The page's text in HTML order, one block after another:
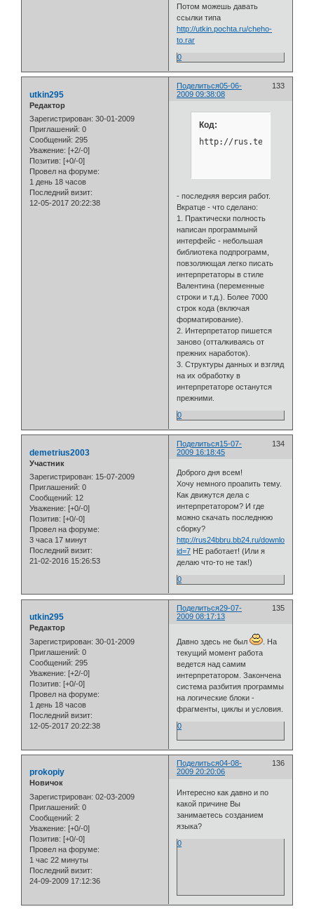
Потом можешь давать
ссылки типа
http://utkin.pochta.ru/cheho-
to.rar
0
Поделиться 133
05-06-
2009 09:38:08
utkin295
Редактор
Зарегистрирован: 30-01-2009
Приглашений: 0
Сообщений: 295
Уважение: [+2/-0]
Позитив: [+0/-0]
Провел на форуме:
1 день 18 часов
Последний визит:
12-05-2017 20:22:38
Код:
http://
- последняя версия работ.
Вкратце - что сделано:
1. Практически полность
написан программынй
интерфейс - небольшая
библиотека подпрограмм,
повзоляющая легко писать
интерпретаторы в стиле
Валентина (переменные
строки и т.д.). Более 7000
строк кода (включая
форматирование).
2. Интерпретатор пишется
заново (отталкиваясь от
прежних наработок).
3. Структуры данных и взгляд
на их обработку в
интерпретаторе останутся
прежними.
0
Поделиться 134
15-07-
2009 16:18:45
demetrius2003
Участник
Зарегистрирован: 15-07-2009
Приглашений: 0
Сообщений: 12
Уважение: [+0/-0]
Позитив: [+0/-0]
Провел на форуме:
3 часа 17 минут
Последний визит:
21-02-2016 15:26:53
Доброго дня всем!
Хочу немного проапить тему.
Как движутся дела с
интерпретатором? И где
можно скачать последнюю
сборку?
http://rus24bbru.bb24.ru/download/
id=7 НЕ работает! (Или я
делаю что-то не так!)
0
Поделиться 135
29-07-
2009 08:17:13
utkin295
Редактор
Зарегистрирован: 30-01-2009
Приглашений: 0
Сообщений: 295
Уважение: [+2/-0]
Позитив: [+0/-0]
Провел на форуме:
1 день 18 часов
Последний визит:
12-05-2017 20:22:38
Давно здесь не был
. На
текущий момент работа
ведется над самим
интерпретатором. Закончена
система разбития программы
на логические блоки -
фрагменты, циклы и условия.
0
Поделиться 136
04-08-
2009 20:20:06
prokopiy
Новичок
Зарегистрирован: 02-03-2009
Приглашений: 0
Сообщений: 2
Уважение: [+0/-0]
Позитив: [+0/-0]
Провел на форуме:
1 час 22 минуты
Последний визит:
24-09-2009 17:12:36
Интересно как давно и по
какой причине Вы
занимаетесь созданием
языка?
0